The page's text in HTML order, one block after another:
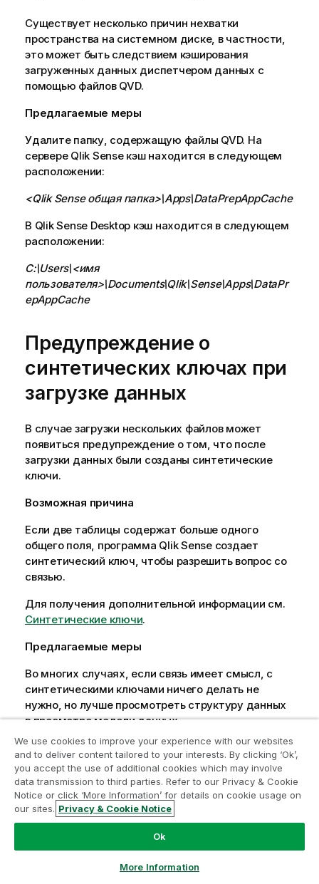
Существует несколько причин нехватки
пространства на системном диске, в частности,
это может быть следствием кэширования
загруженных данных диспетчером данных с
помощью файлов QVD.
Предлагаемые меры
Удалите папку, содержащую файлы QVD. На
сервере Qlik Senseкэш находится в следующем
расположении:
<Qlik Senseобщая папка>\Apps\DataPrepAppCache
В Qlik Sense Desktop кэш находится в следующем
расположении:
C:\Users\<имя
пользователя>\Documents\Qlik\Sense\Apps\DataPr
epAppCache
Предупреждение о
синтетических ключах при
загрузке данных
В случае загрузки нескольких файлов может
появиться предупреждение о том, что после
загрузки данных были созданы синтетические
ключи.
Возможная причина
Если две таблицы содержат больше одного
общего поля, программа Qlik Senseсоздает
синтетический ключ, чтобы разрешить вопрос со
связью.
Для получения дополнительной информации см.
Синтетические ключи.
Предлагаемые меры
Во многих случаях, если связь имеет смысл, с
синтетическими ключами ничего делать не
нужно, но лучше просмотреть структуру данных
в просмотре модели данных.
Не выполняется
автоматическое
связывание таблиц с
общими полями по имени
We use cookies to improve your experience with our websites
and to deliver content tailored to your interests. By clicking ‘Ok’,
you accept the use of additional cookies which may involve
data transmission to third parties. Refer to our Privacy & Cookie
Notice or click ‘More Information’ for details on cookie usage on
our sites. Privacy & Cookie Notice
Ok
More Information